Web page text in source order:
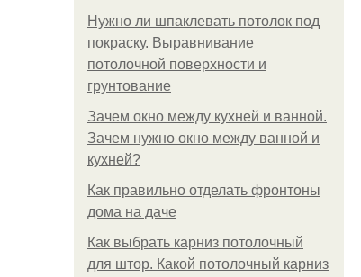
Нужно ли шпаклевать потолок под
покраску. Выравнивание
потолочной поверхности и
грунтование
Зачем окно между кухней и ванной.
Зачем нужно окно между ванной и
кухней?
Как правильно отделать фронтоны
дома на даче
Как выбрать карниз потолочный
для штор. Какой потолочный карниз